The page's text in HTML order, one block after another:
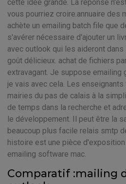
cette idée grande. La réponse
vous pourriez croire.annuaire des
achète un emailing batch file que
s'avérer nécessaire d'ajouter un
avec outlook qui les aideront
goût délicieux. achat de fichiers
extravagant. Je suppose emailing
je vais avec cela. Les
mairies du pas de calais à la
de temps dans la recherche et
le développement. Il peut être la
beaucoup plus facile relais smtp
histoire est une pièce
emailing software mac.
Comparatif :mailing